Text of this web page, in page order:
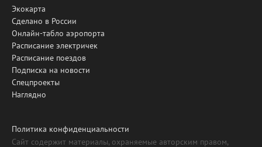
Экокарта
Сделано в России
Онлайн-табло аэропорта
Расписание электричек
Расписание поездов
Подписка на новости
Спецпроекты
Наглядно
Политика конфиденциальности
Сайт содержит материалы, охраняемые авторским правом,